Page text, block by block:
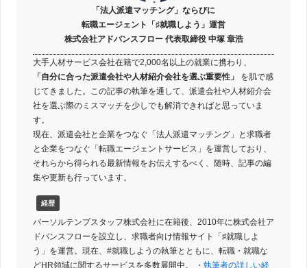
「法人派遣マッチング」ならびに
転職エージェント「♯就職しよう」運営
株式会社アドバンスフロー 代表取締役 中塚 章浩
大手人材サービス会社在籍で2,000名以上の就業に携わり、
「自分に合った派遣会社や人材紹介会社を選ぶ重要性」
を肌で感
じてきました。この記事の執筆を通して、派遣会社や人材紹介会
社を選ぶ際のミスマッチを少しでも解消できればと思っていま
す。
現在、派遣会社と企業をつなぐ「法人派遣マッチング」と求職者
と企業をつなぐ「転職エージェントサービス」を運営しており、
それらから得られる最新情報をお伝えするべく、随時、記事の編
集や更新も行っています。
経歴
パーソルテンプスタッフ株式会社に在籍後、2010年に株式会社ア
ドバンスフローを設立し、求職者向け情報サイト「♯就職しよ
う」を運営。現在、#就職しようの執筆とともに、転職・就職な
どHR領域に関するサービスを多数展開中。 ・ 執筆者の詳しい経